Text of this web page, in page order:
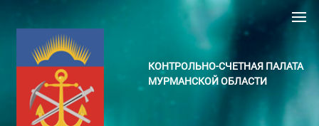
КОНТРОЛЬНО-СЧЕТНАЯ ПАЛАТА
МУРМАНСКОЙ ОБЛАСТИ